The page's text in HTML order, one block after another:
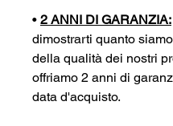
• 2 ANNI DI GARANZIA:
dimostrarti quanto
della qualità dei nostri
offriamo 2 anni di
data d'acquisto.